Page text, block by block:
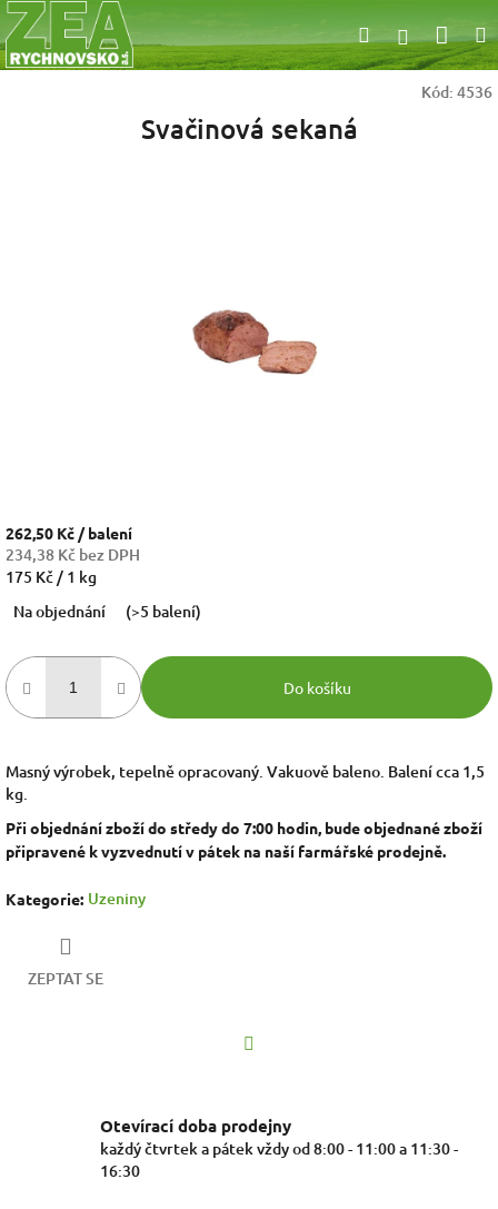
Přejít
na
obsah
HledatPřihlášení
Kód: 4536
Svačinová sekaná
262,50 Kč / balení
234,38 Kč bez DPH
Měrná
175 Kč / 1 kg
Na objednání
(>5 balení)
Do košíku
Masný výrobek, tepelně opracovaný. Vakuově baleno. Balení cca 1,5
kg.
Při objednání zboží do středy do 7:00 hodin, bude objednané zboží
připravené k vyzvednutí v pátek na naší farmářské prodejně.
Kategorie: Uzeniny
ZEPTAT SE
Otevírací doba prodejny
každý čtvrtek a pátek vždy od 8:00 - 11:00 a 11:30 -
16:30